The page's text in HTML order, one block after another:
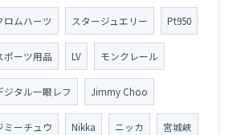
ロムハーツ スタージュエリー Pt950
ポーツ用品 LV モンクレール
ジタル一眼レフ Jimmy Choo
ミーチュウ Nikka ニッカ 宮城峡